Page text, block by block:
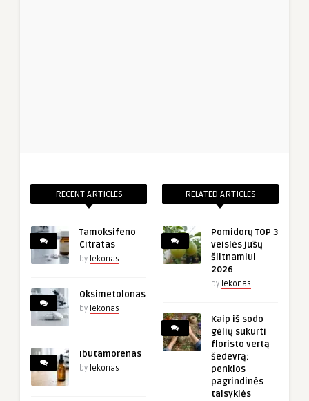
RECENT ARTICLES
Tamoksifeno
Citratas
by lekonas
Oksimetolonas
by lekonas
Ibutamorenas
by lekonas
RELATED ARTICLES
Pomidorų TOP 3
veislės jūsų
šiltnamiui
2026
by lekonas
Kaip iš sodo
gėlių sukurti
floristo vertą
šedevrą:
penkios
pagrindinės
taisyklės